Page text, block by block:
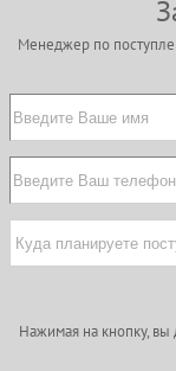
Менеджер по
Нажимая на кнопку, вы